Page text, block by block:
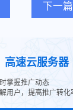
下一篇
高速云服务器
掌握推广动态
用户，提高推广转化